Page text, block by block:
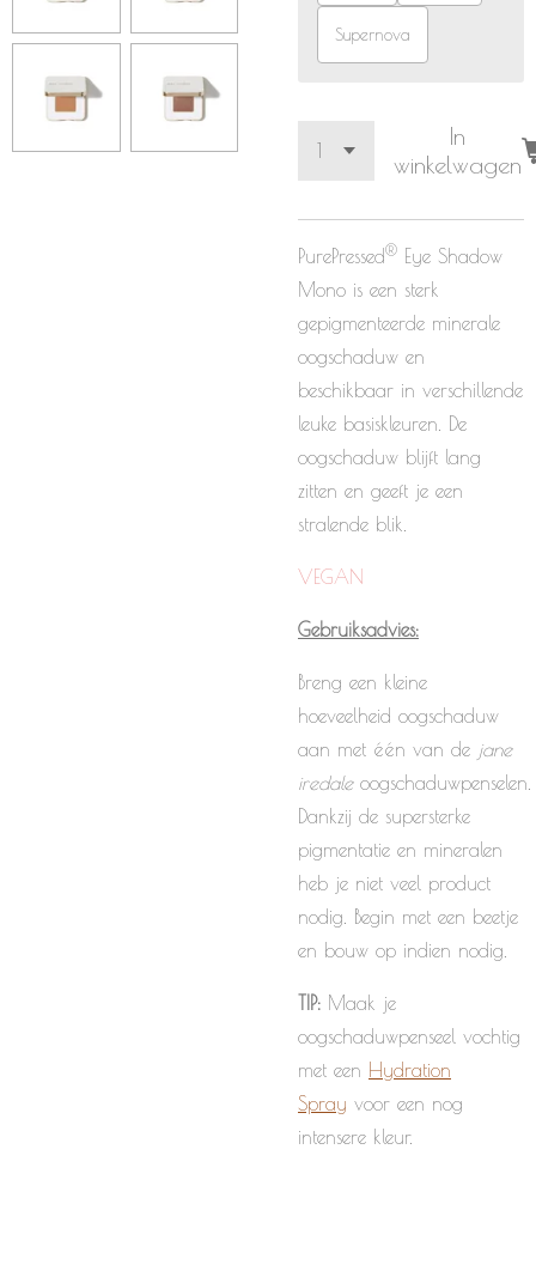
Supernova
In
winkelwagen
PurePressed® Eye Shadow
Mono is een sterk
gepigmenteerde minerale
oogschaduw en
beschikbaar in verschillende
leuke basiskleuren. De
oogschaduw blijft lang
zitten en geeft je een
stralende blik.
VEGAN
Gebruiksadvies:
Breng een kleine
hoeveelheid oogschaduw
aan met één van de jane
iredaleoogschaduwpenselen.
Dankzij de supersterke
pigmentatie en mineralen
heb je niet veel product
nodig. Begin met een beetje
en bouw op indien nodig.
TIP: Maak je
oogschaduwpenseel vochtig
met een Hydration
Spray voor een nog
intensere kleur.